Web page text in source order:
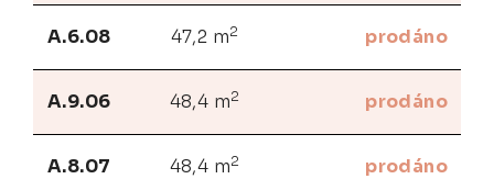
A.6.08 47,2 m2 prodáno
A.9.06 48,4 m2 prodáno
A.8.07 48,4 m2 prodáno